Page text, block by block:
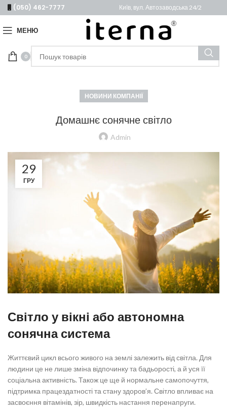
(050) 462-7777 Київ, вул. Автозаводська 24/2
МЕНЮ
0
НОВИНИ КОМПАНІЇ
Домашнє сонячне світло
Admin
29
ГРУ
Світло у вікні або автономна
сонячна система
Життєвий цикл всього живого на землі залежить від світла. Для
людини це не лише зміна відпочинку та бадьорості, а й уся її
соціальна активність. Також це ще й нормальне самопочуття,
підтримка працездатності та стану здоров’я. Світло впливає на
засвоєння вітамінів, зір, швидкість настання перенапруги.